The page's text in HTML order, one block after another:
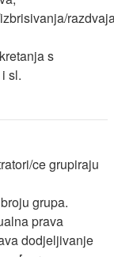
s
sl.
ce grupiraju
grupa.
prava
dodjeljivanje